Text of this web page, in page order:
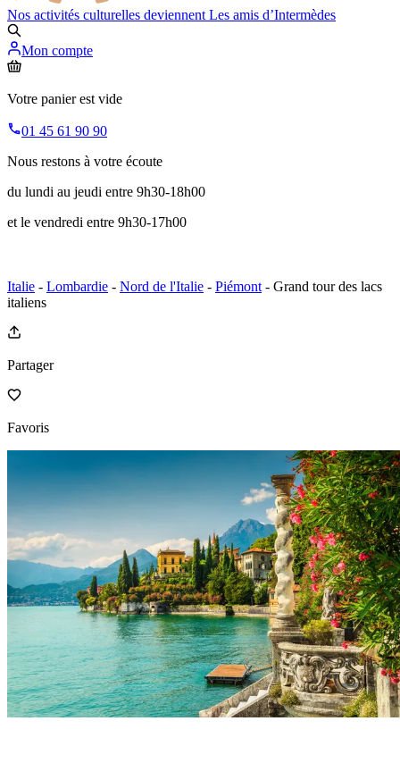
Nos activités culturelles deviennent Les amis d’Intermèdes
Mon compte
Votre panier est vide
01 45 61 90 90
Nous restons à votre écoute
du lundi au jeudi entre 9h30-18h00
et le vendredi entre 9h30-17h00
Italie - Lombardie - Nord de l'Italie - Piémont - Grand tour des lacs
italiens
Partager
Favoris